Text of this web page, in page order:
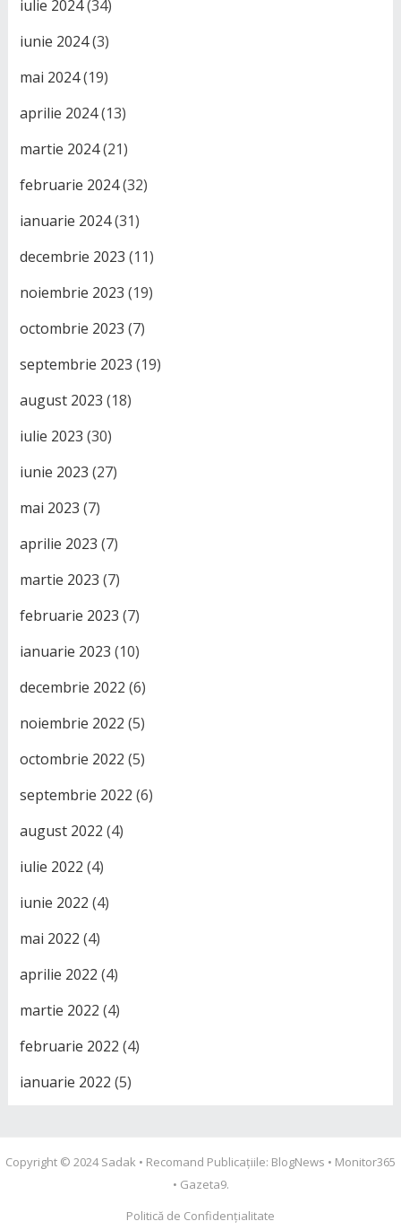
iulie 2024(34)
iunie 2024(3)
mai 2024(19)
aprilie 2024(13)
martie 2024(21)
februarie 2024(32)
ianuarie 2024(31)
decembrie 2023 (11)
noiembrie 2023 (19)
octombrie 2023 (7)
septembrie 2023 (19)
august 2023 (18)
iulie 2023 (30)
iunie 2023 (27)
mai 2023 (7)
aprilie 2023 (7)
martie 2023 (7)
februarie 2023 (7)
ianuarie 2023 (10)
decembrie 2022 (6)
noiembrie 2022 (5)
octombrie 2022 (5)
septembrie 2022 (6)
august 2022 (4)
iulie 2022 (4)
iunie 2022 (4)
mai 2022 (4)
aprilie 2022 (4)
martie 2022 (4)
februarie 2022 (4)
ianuarie 2022 (5)
Copyright © 2024Sadak • Recomand Publicațiile: BlogNews • Monitor365
• Gazeta9.
Politică de Confidențialitate